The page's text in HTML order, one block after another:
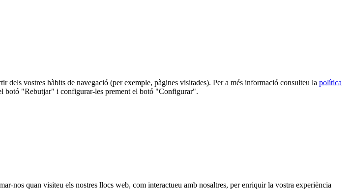
vostres hàbits de navegació (per exemple, pàgines visitades). Per a més informació consulteu la política
botó "Rebutjar" i configurar-les prement el botó "Configurar".
nos quan visiteu els nostres llocs web, com interactueu amb nosaltres, per enriquir la vostra experiència